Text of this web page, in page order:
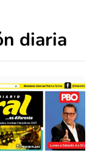
diaria